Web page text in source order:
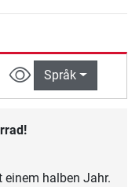
Språk
einem halben Jahr.